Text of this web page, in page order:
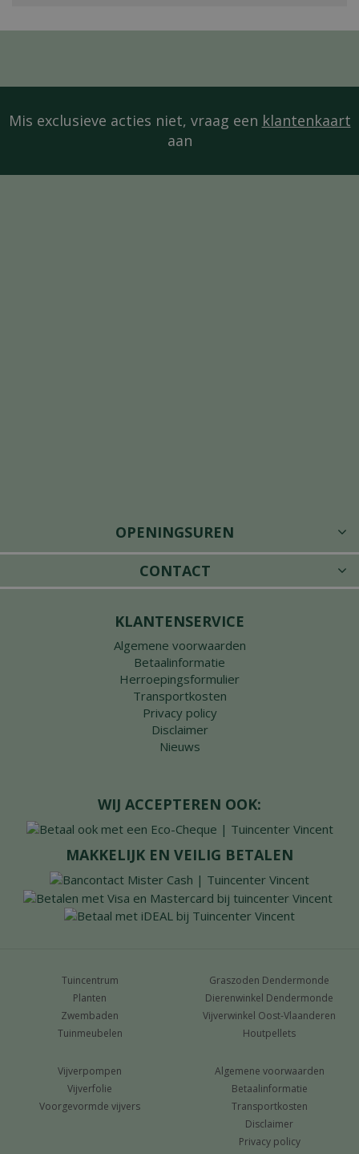
Mis exclusieve acties niet, vraag een klantenkaart
aan
OPENINGSUREN
CONTACT
KLANTENSERVICE
Algemene voorwaarden
Betaalinformatie
Herroepingsformulier
Transportkosten
Privacy policy
Disclaimer
Nieuws
WIJ ACCEPTEREN OOK:
MAKKELIJK EN VEILIG BETALEN
Tuincentrum
Planten
Zwembaden
Tuinmeubelen
Graszoden Dendermonde
Dierenwinkel Dendermonde
Vijverwinkel Oost-Vlaanderen
Houtpellets
Vijverpompen
Vijverfolie
Voorgevormde vijvers
Algemene voorwaarden
Betaalinformatie
Transportkosten
Disclaimer
Privacy policy